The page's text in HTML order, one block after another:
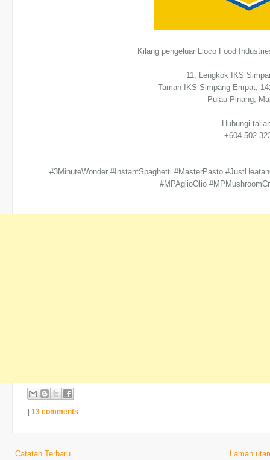
Kilang pengeluar Lioco Food
11, Lengkok IKS
Taman IKS Simpang Empat,
Pulau Pinang,
Hubungi
+604-502
#3MinuteWonder #InstantSpaghetti #MasterPasto
#MPAglioOlio
| 13 comments
Catatan Terbaru Laman